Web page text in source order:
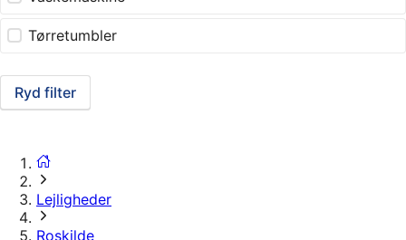
Tørretumbler
Ryd filter
Lejligheder
Roskilde